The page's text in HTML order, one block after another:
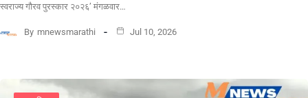
स्वराज्य गौरव पुरस्कार २०२६’ मंगळवार…
By mnewsmarathi Jul 10, 2026